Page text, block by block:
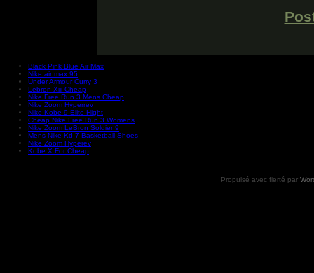
Black Pink Blue Air Max
Nike air max 95
Under Armour Curry 3
Lebron Xiii Cheap
Nike Free Run 3 Mens Cheap
Nike Zoom Hyperrev
Nike Kobe 9 Elite Hight
Cheap Nike Free Run 3 Womens
Nike Zoom LeBron Soldier 9
Mens Nike Kd 7 Basketball Shoes
Nike Zoom Hyperev
Kobe X For Cheap
Propulsé avec fierté par